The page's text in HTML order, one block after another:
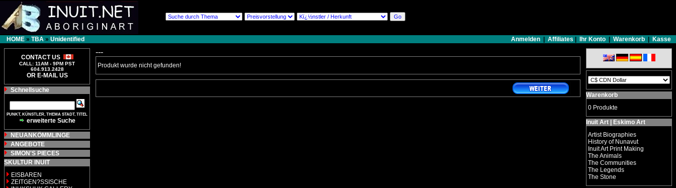
HOME » TBA » Unidentified Anmelden Affiliates Ihr Konto Warenkorb Kasse
CONTACT US
CALL: 11AM - 9PM PST
604.913.2428
OR E-MAIL US
Schnellsuche
PUNKT, KÜNSTLER, THEMA STADT, TITEL
erweiterte Suche
NEUANKÖMMLINGE
ANGEBOTE
SIMON'S PIECES
SKULTUR INUIT
EISBAREN
ZEITGEN?SSISCHE
---
Produkt wurde nicht gefunden!
Warenkorb
0 Produkte
Inuit Art | Eskimo Art
Artist Biographies
History of Nunavut
Inuit Art Print Making
The Animals
The Communities
The Legends
The Stone